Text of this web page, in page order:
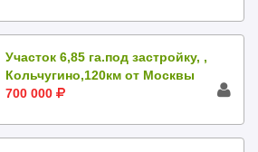
Участок 6,85 га.под застройку, ,
Кольчугино,120км от Москвы
700 000